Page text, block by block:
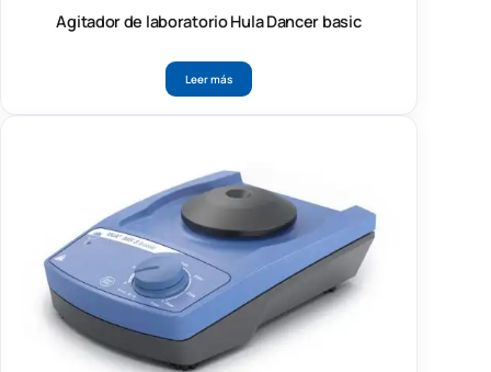
Agitador de laboratorio Hula Dancer basic
Leer más